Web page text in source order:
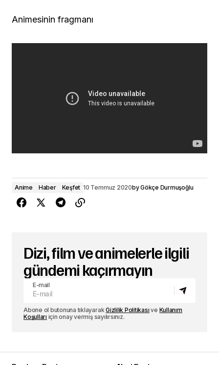
Animesinin fragmanı
Anime Haber Keşfet 10 Temmuz 2020byGökçe Durmuşoğlu
Dizi, film ve animelerle ilgili
gündemi kaçırmayın
E-mail
Abone ol butonuna tıklayarakGizlilik Politikası ve Kullanım
Koşulları için onay vermiş sayılırsınız.